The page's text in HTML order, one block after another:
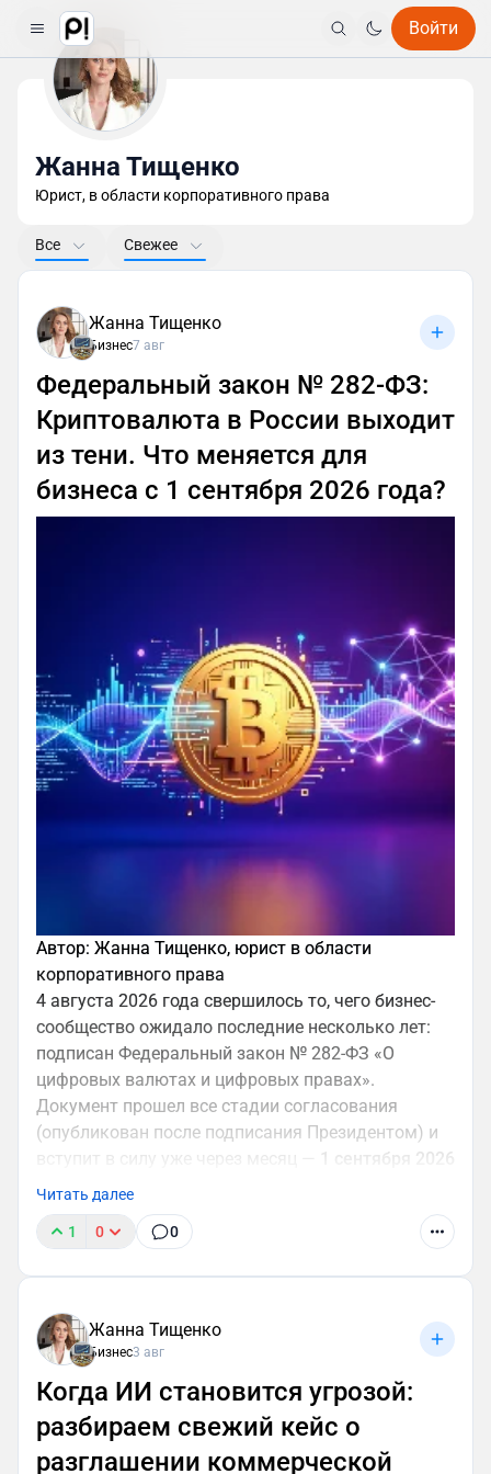
Войти
Жанна Тищенко
Юрист, в области корпоративного права
Все Свежее
Жанна Тищенко
Бизнес7 авг
Федеральный закон № 282-ФЗ:
Криптовалюта в России выходит
из тени. Что меняется для
бизнеса с 1 сентября 2026 года?
Автор: Жанна Тищенко, юрист в области
корпоративного права
4 августа 2026 года свершилось то, чего бизнес-
сообщество ожидало последние несколько лет:
подписан Федеральный закон № 282-ФЗ «О
цифровых валютах и цифровых правах».
Документ прошел все стадии согласования
(опубликован после подписания Президентом) и
1 сентября 2026
года
Дискуссии о правовом статусе криптоактивов
закончились. Государство выбрало путь жесткого
директоров и юристов это означает одно:
криптовалюта перестает быть инструментом
теневой экономики и становится легальным, но
строго контролируемым активом.
Давайте разберем ключевые положения закона
без воды, с акцентом на риски и возможности для
Читать далее
1 0 0
Жанна Тищенко
Бизнес3 авг
Когда ИИ становится угрозой:
разбираем свежий кейс о
разглашении коммерческой